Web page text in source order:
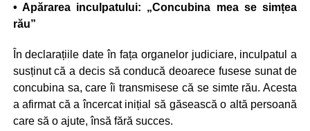
• Apărarea inculpatului: „Concubina mea se simțea
rău”
În declarațiile date în fața organelor judiciare, inculpatul a
susținut că a decis să conducă deoarece fusese sunat de
concubina sa, care îi transmisese că se simte rău. Acesta
a afirmat că a încercat inițial să găsească o altă persoană
care să o ajute, însă fără succes.